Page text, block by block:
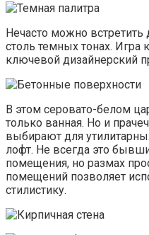
Нечасто можно
столь темных тонах. Игра
ключевой дизайнерский
В этом серовато-белом
только ванная. Но и
выбирают для
лофт. Не всегда это
помещения, но размах
помещений позволяет
стилистику.